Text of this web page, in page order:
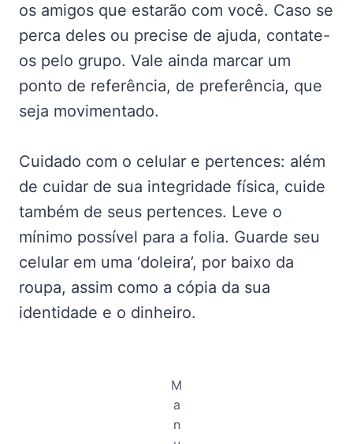
os amigos que estarão com você. Caso se
perca deles ou precise de ajuda, contate-
os pelo grupo. Vale ainda marcar um
ponto de referência, de preferência, que
seja movimentado.
Cuidado com o celular e pertences: além
de cuidar de sua integridade física, cuide
também de seus pertences. Leve o
mínimo possível para a folia. Guarde seu
celular em uma ‘doleira’, por baixo da
roupa, assim como a cópia da sua
identidade e o dinheiro.
M
a
n